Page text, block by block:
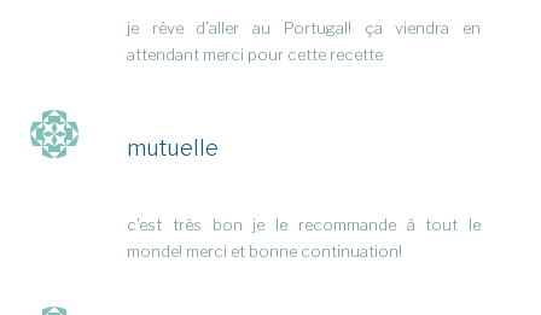
je rêve d’aller au Portugal! ça viendra en
attendant merci pour cette recette
mutuelle
c’est très bon je le recommande à tout le
monde! merci et bonne continuation!